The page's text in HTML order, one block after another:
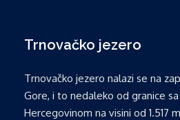
Trnovačko jezero
Trnovačko jezero nalazi se na
Gore, i to nedaleko od granice
Hercegovinom na visini od 1.517